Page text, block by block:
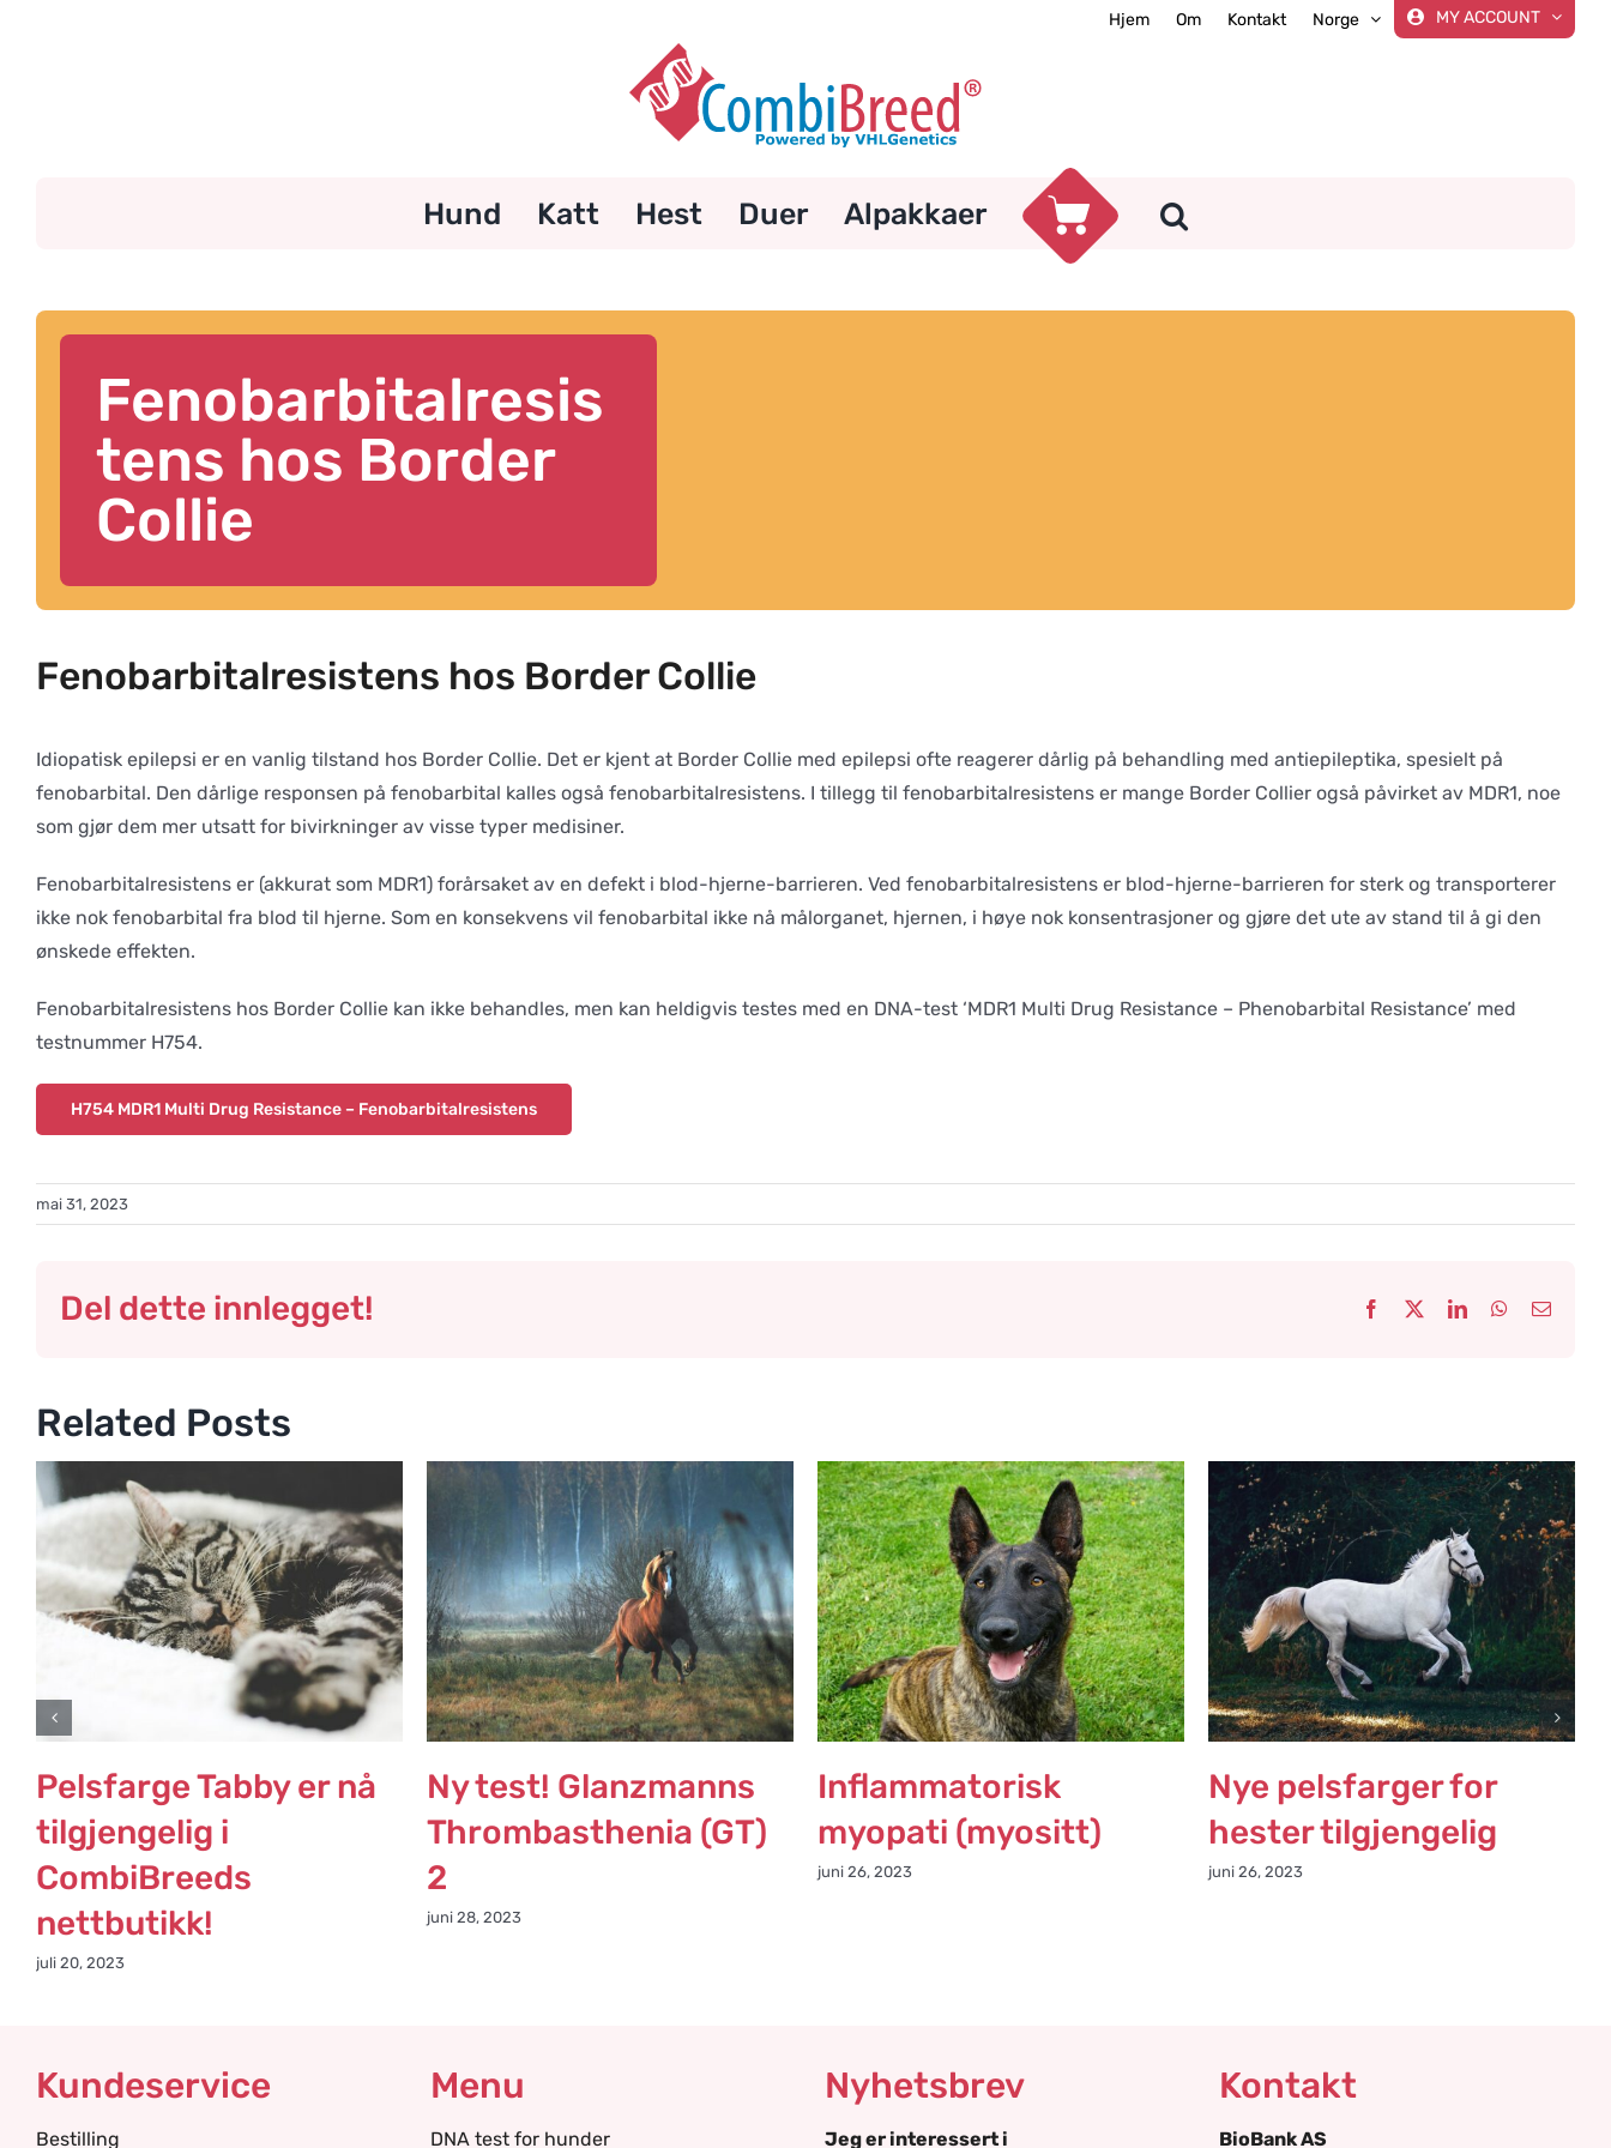
Hjem Om Kontakt Norge MY ACCOUNT
Hund Katt Hest Duer Alpakkaer
Fenobarbitalresis
tens hos Border
Collie
Fenobarbitalresistens hos Border Collie
Idiopatisk epilepsi er en vanlig tilstand hos Border Collie. Det er kjent at Border Collie med epilepsi ofte reagerer dårlig på behandling med antiepileptika, spesielt på
fenobarbital. Den dårlige responsen på fenobarbital kalles også fenobarbitalresistens. I tillegg til fenobarbitalresistens er mange Border Collier også påvirket av MDR1, noe
som gjør dem mer utsatt for bivirkninger av visse typer medisiner.
Fenobarbitalresistens er (akkurat som MDR1) forårsaket av en defekt i blod-hjerne-barrieren. Ved fenobarbitalresistens er blod-hjerne-barrieren for sterk og transporterer
ikke nok fenobarbital fra blod til hjerne. Som en konsekvens vil fenobarbital ikke nå målorganet, hjernen, i høye nok konsentrasjoner og gjøre det ute av stand til å gi den
ønskede effekten.
Fenobarbitalresistens hos Border Collie kan ikke behandles, men kan heldigvis testes med en DNA-test ‘MDR1 Multi Drug Resistance – Phenobarbital Resistance’ med
testnummer H754.
H754 MDR1 Multi Drug Resistance – Fenobarbitalresistens
mai 31, 2023
Del dette innlegget! Facebook LinkedInWhatsApp
Email
Related Posts
Pelsfarge Tabby er nå
tilgjengelig i
CombiBreeds
nettbutikk!
juli 20, 2023
Ny test! Glanzmanns
Thrombasthenia (GT)
2
juni 28, 2023
Inflammatorisk
myopati (myositt)
juni 26, 2023
Nye pelsfarger for
hester tilgjengelig
juni 26, 2023
Kundeservice
Bestilling
Menu
DNA test for hunder
Nyhetsbrev
Jeg er interessert i
Kontakt
BioBank AS